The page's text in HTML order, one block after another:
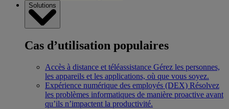
Solutions
Cas d’utilisation populaires
Accès à distance et téléassistance Gérez les personnes,
les appareils et les applications, où que vous soyez.
Expérience numérique des employés (DEX) Résolvez
les problèmes informatiques de manière proactive avant
qu’ils n’impactent la productivité.